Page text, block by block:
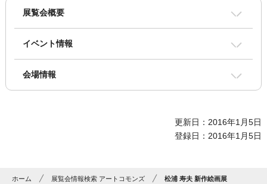
展覧会概要
イベント情報
会場情報
更新日：2016年1月5日
登録日：2016年1月5日
ホーム 展覧会情報検索 アートコモンズ 松浦 寿夫 新作絵画展